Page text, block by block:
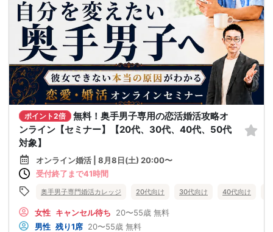
ポイント2倍
無料！奥手男子専用の恋活婚活攻略オ
ンライン【セミナー】【20代、30代、40代、50代
対象】
オンライン婚活 | 8月8日(土) 20:00〜
受付終了まで41時間
奥手男子専門婚活カレッジ 20代向け 30代向け 40代向け
女性 キャンセル待ち 20〜55歳 無料
男性 残り1席 20〜55歳 無料